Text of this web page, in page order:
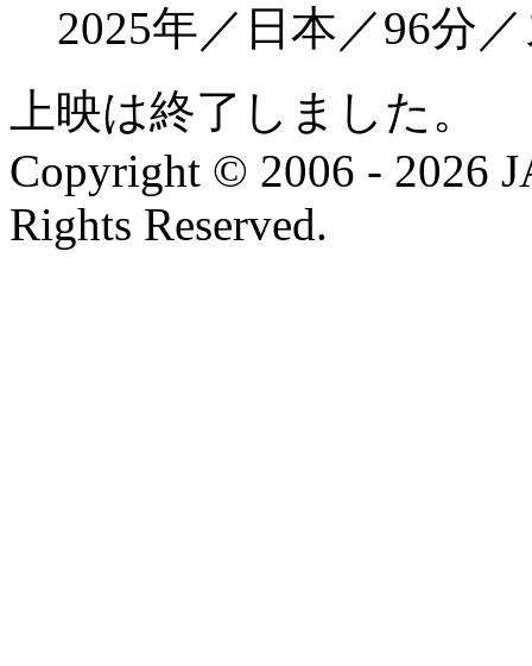
2025年／日本／96分
上映は終了しました。
Copyright © 2006 - 2026
Rights Reserved.